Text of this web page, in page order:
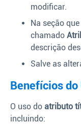
modificar.
Na seção
chamado
descrição
Salve as
Benefícios
O uso do atributo
incluindo: